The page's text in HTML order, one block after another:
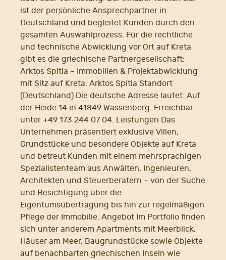
ist der persönliche Ansprechpartner in
Deutschland und begleitet Kunden durch den
gesamten Auswahlprozess. Für die rechtliche
und technische Abwicklung vor Ort auf Kreta
gibt es die griechische Partnergesellschaft:
Arktos Spitia – Immobilien & Projektabwicklung
mit Sitz auf Kreta. Arktos Spitia Standort
(Deutschland) Die deutsche Adresse lautet: Auf
der Heide 14 in 41849 Wassenberg. Erreichbar
unter +49 173 244 07 04. Leistungen Das
Unternehmen präsentiert exklusive Villen,
Grundstücke und besondere Objekte auf Kreta
und betreut Kunden mit einem mehrsprachigen
Spezialistenteam aus Anwälten, Ingenieuren,
Architekten und Steuerberatern – von der Suche
und Besichtigung über die
Eigentumsübertragung bis hin zur regelmäßigen
Pflege der Immobilie. Angebot Im Portfolio finden
sich unter anderem Apartments mit Meerblick,
Häuser am Meer, Baugrundstücke sowie Objekte
auf benachbarten griechischen Inseln wie